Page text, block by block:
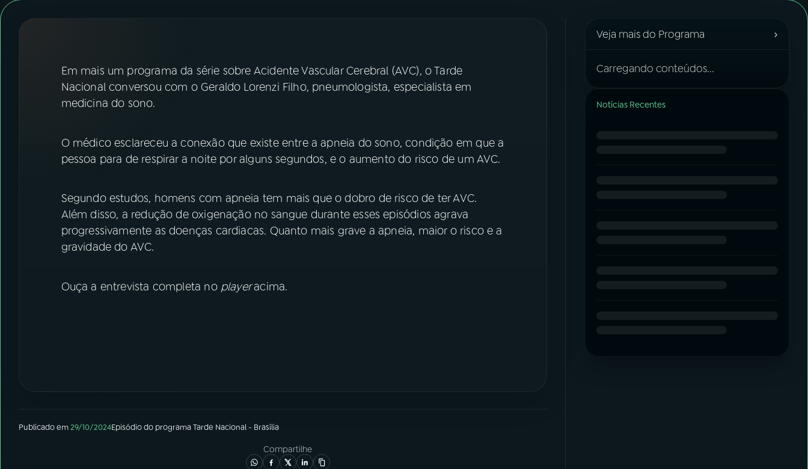
FESTIVAL DE MÚSICA
ACOMPANHE A RÁDIO NACIONAL
YouTube Facebook
Instagram X
Em mais um programa da série sobre Acidente Vascular Cerebral (AVC), o Tarde
Nacional conversou com o Geraldo Lorenzi Filho, pneumologista, especialista em
medicina do sono.
O médico esclareceu a conexão que existe entre a apneia do sono, condição em que a
pessoa para de respirar a noite por alguns segundos, e o aumento do risco de um AVC.
Segundo estudos, homens com apneia tem mais que o dobro de risco de ter AVC.
Além disso, a redução de oxigenação no sangue durante esses episódios agrava
progressivamente as doenças cardiacas. Quanto mais grave a apneia, maior o risco e a
gravidade do AVC.
Ouça a entrevista completa no playeracima.
Publicado em29/10/2024Episódiodo programaTarde Nacional - Brasília
Compartilhe
Veja mais do Programa ›
Carregando conteúdos...
Notícias Recentes